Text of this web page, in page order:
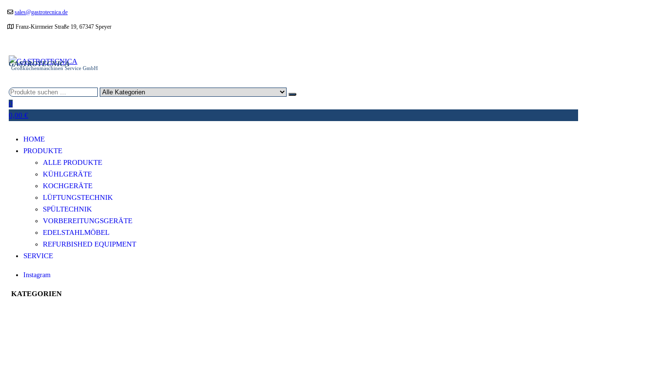
Zumsales@gastrotecnica.de
Franz-Kirrmeier Straße 19, 67347 Speyer
GASTROTECNICA
Großküchenmaschinen Service GmbH
0
0,00 €
HOME
PRODUKTE
ALLE PRODUKTE
KÜHLGERÄTE
KOCHGERÄTE
LÜFTUNGSTECHNIK
SPÜLTECHNIK
VORBEREITUNGSGERÄTE
EDELSTAHLMÖBEL
REFURBISHED EQUIPMENT
SERVICE
Instagram
KATEGORIEN